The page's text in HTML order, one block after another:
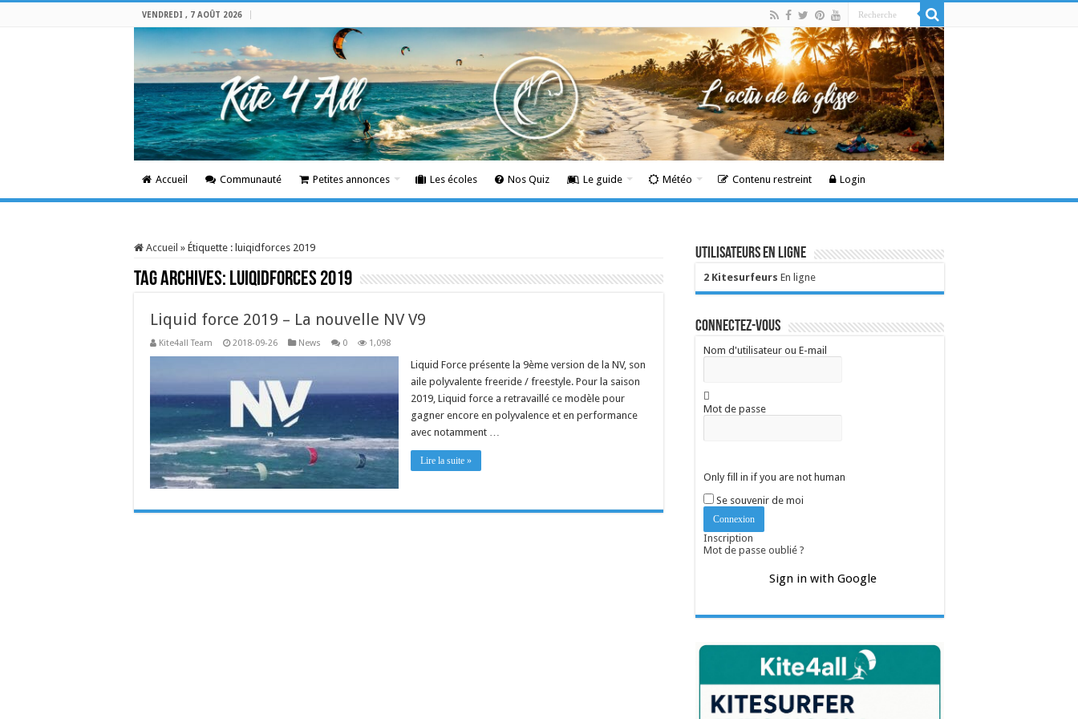
VENDREDI , 7 AOÛT 2026
Accueil Communauté Petites annonces Les écoles Nos Quiz Le guide Météo Contenu restreint Login
Accueil » Étiquette : luiqidforces 2019
Tag Archives: luiqidforces 2019
Liquid force 2019 – La nouvelle NV V9
Kite4all Team 2018-09-26 News 0 1,098
Liquid Force présente la 9ème version de la NV, son
aile polyvalente freeride / freestyle. Pour la saison
2019, Liquid force a retravaillé ce modèle pour
gagner encore en polyvalence et en performance
avec notamment …
Lire la suite »
Utilisateurs en ligne
2 Kitesurfeurs En ligne
Connectez-vous
Nom d'utilisateur ou E-mail
Mot de passe
Only fill in if you are not human
Se souvenir de moi
Inscription
Mot de passe oublié ?
Sign in with Google